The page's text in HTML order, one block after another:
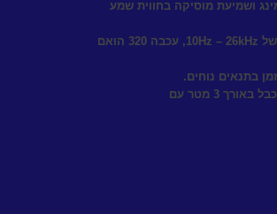
ושמיעת מוסיקה בחווית שמע
האוזניות מספקות תגובת תדר קבועה, טווח תדרים של 10Hz – 26kHz, עכבה 320 הואם
בתנאים נוחים.
האוזניות מגיעות עם מתאם ל PL-6.3 מ"מ סטריאו וכבל באורך 3 מטר עם